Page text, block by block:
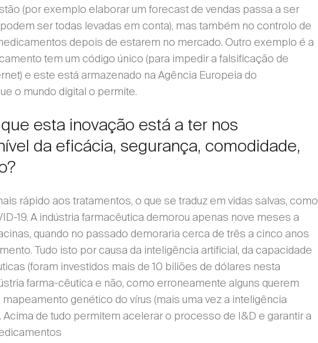
(por exemplo elaborar um forecast de vendas passa a ser
ser todas levadas em conta), mas também no controlo de
depois de estarem no mercado. Outro exemplo é a
tem um código único (para impedir a falsificação de
e este está armazenado na Agência Europeia do
o mundo digital o permite.
esta inovação está a ter nos
da eficácia, segurança, comodidade,
rápido aos tratamentos, o que se traduz em vidas salvas, como
19. A indústria farmacêutica demorou apenas nove meses a
quando no passado demoraria cerca de três a cinco anos
Tudo isto por causa da inteligência artificial, da capacidade
(foram investidos mais de 10 biliões de dólares nesta
farma-cêutica e não, como erroneamente alguns querem
genético do vírus (mais uma vez a inteligência
Acima de tudo permitem acelerar o processo de I&D e garantir a